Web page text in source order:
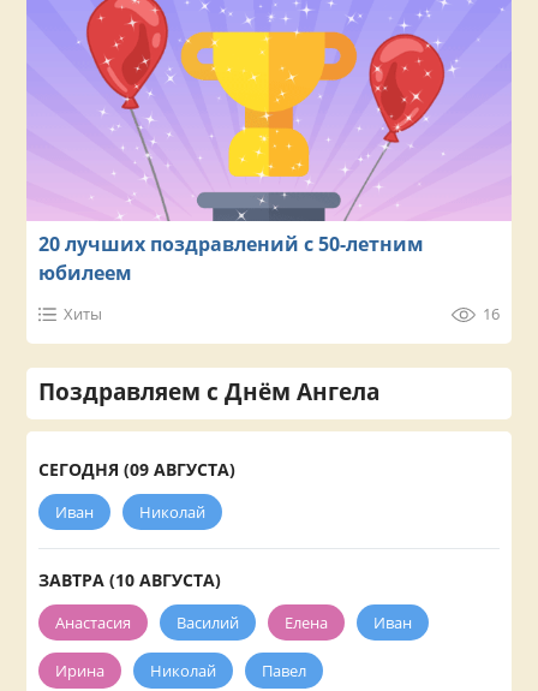
20 лучших поздравлений с 50-летним
юбилеем
Хиты 16
Поздравляем с Днём Ангела
СЕГОДНЯ (09 АВГУСТА)
Иван Николай
ЗАВТРА (10 АВГУСТА)
Анастасия Василий Елена Иван
Ирина Николай Павел